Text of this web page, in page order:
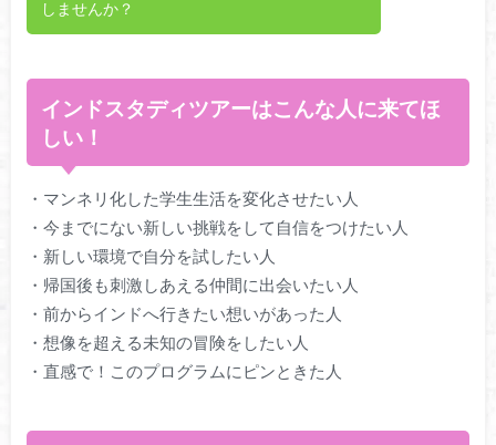
しませんか？
インドスタディツアーはこんな人に来てほ
しい！
・マンネリ化した学生生活を変化させたい人
・今までにない新しい挑戦をして自信をつけたい人
・新しい環境で自分を試したい人
・帰国後も刺激しあえる仲間に出会いたい人
・前からインドへ行きたい想いがあった人
・想像を超える未知の冒険をしたい人
・直感で！このプログラムにピンときた人